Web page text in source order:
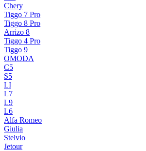
Chery
Tiggo 7 Pro
Tiggo 8 Pro
Arrizo 8
Tiggo 4 Pro
Tiggo 9
OMODA
C5
S5
LI
L7
L9
L6
Alfa Romeo
Giulia
Stelvio
Jetour